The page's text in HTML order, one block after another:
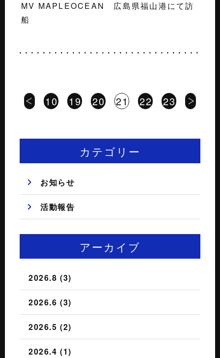
MV MAPLEOCEAN 広島県福山港にて訪
船
10 19 20 21 22 23
カテゴリー
お知らせ
活動報告
アーカイブ
2026.8 (3)
2026.6 (3)
2026.5 (2)
2026.4 (1)